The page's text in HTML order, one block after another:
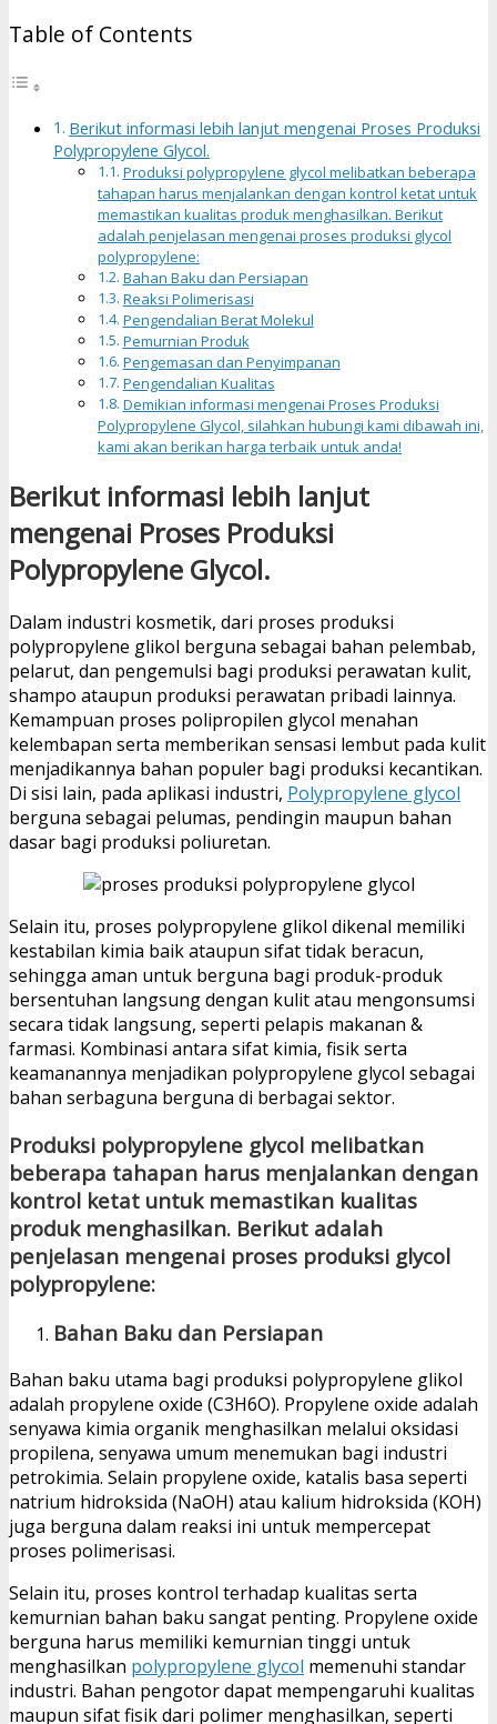
Table of Contents
Berikut informasi lebih lanjut mengenai Proses Produksi
Polypropylene Glycol.
Produksi polypropylene glycol melibatkan beberapa
tahapan harus menjalankan dengan kontrol ketat untuk
memastikan kualitas produk menghasilkan. Berikut
adalah penjelasan mengenai proses produksi glycol
polypropylene:
Bahan Baku dan Persiapan
Reaksi Polimerisasi
Pengendalian Berat Molekul
Pemurnian Produk
Pengemasan dan Penyimpanan
Pengendalian Kualitas
Demikian informasi mengenai Proses Produksi
Polypropylene Glycol, silahkan hubungi kami dibawah ini,
kami akan berikan harga terbaik untuk anda!
Berikut informasi lebih lanjut
mengenai Proses Produksi
Polypropylene Glycol.
Dalam industri kosmetik, dari proses produksi
polypropylene glikol berguna sebagai bahan pelembab,
pelarut, dan pengemulsi bagi produksi perawatan kulit,
shampo ataupun produksi perawatan pribadi lainnya.
Kemampuan proses polipropilen glycol menahan
kelembapan serta memberikan sensasi lembut pada kulit
menjadikannya bahan populer bagi produksi kecantikan.
Di sisi lain, pada aplikasi industri, Polypropylene glycol
berguna sebagai pelumas, pendingin maupun bahan
dasar bagi produksi poliuretan.
Selain itu, proses polypropylene glikol dikenal memiliki
kestabilan kimia baik ataupun sifat tidak beracun,
sehingga aman untuk berguna bagi produk-produk
bersentuhan langsung dengan kulit atau mengonsumsi
secara tidak langsung, seperti pelapis makanan &
farmasi. Kombinasi antara sifat kimia, fisik serta
keamanannya menjadikan polypropylene glycol sebagai
bahan serbaguna berguna di berbagai sektor.
Produksi polypropylene glycol melibatkan
beberapa tahapan harus menjalankan dengan
kontrol ketat untuk memastikan kualitas
produk menghasilkan. Berikut adalah
penjelasan mengenai proses produksi glycol
polypropylene:
Bahan Baku dan Persiapan
Bahan baku utama bagi produksi polypropylene glikol
adalah propylene oxide (C3H6O). Propylene oxide adalah
senyawa kimia organik menghasilkan melalui oksidasi
propilena, senyawa umum menemukan bagi industri
petrokimia. Selain propylene oxide, katalis basa seperti
natrium hidroksida (NaOH) atau kalium hidroksida (KOH)
juga berguna dalam reaksi ini untuk mempercepat
proses polimerisasi.
Selain itu, proses kontrol terhadap kualitas serta
kemurnian bahan baku sangat penting. Propylene oxide
berguna harus memiliki kemurnian tinggi untuk
menghasilkan polypropylene glycol memenuhi standar
industri. Bahan pengotor dapat mempengaruhi kualitas
maupun sifat fisik dari polimer menghasilkan, seperti